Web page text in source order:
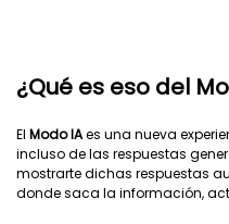
¿Qué es eso del
El Modo IAes una nueva
incluso de las respuestas
mostrarte dichas respuestas
donde saca la información,